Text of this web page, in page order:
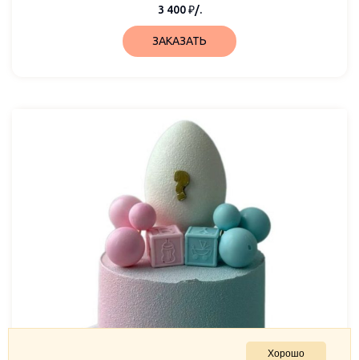
3 400₽/.
ЗАКАЗАТЬ
Хорошо